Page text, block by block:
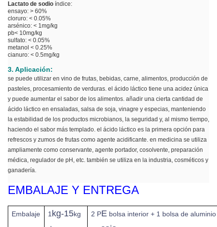
Lactato de sodio índice:
ensayo: > 60%
cloruro: < 0.05%
arsénico: < 1mg/kg
pb< 10mg/kg
sulfato: < 0.05%
metanol < 0.25%
cianuro: < 0.5mg/kg
3. Aplicación:
se puede utilizar en vino de frutas, bebidas, carne, alimentos, producción de
pasteles, procesamiento de verduras. el ácido láctico tiene una acidez única
y puede aumentar el sabor de los alimentos. añadir una cierta cantidad de
ácido láctico en ensaladas, salsa de soja, vinagre y especias, manteniendo
la estabilidad de los productos microbianos, la seguridad y, al mismo tiempo,
haciendo el sabor más templado. el ácido láctico es la primera opción para
refrescos y zumos de frutas como agente acidificante. en medicina se utiliza
ampliamente como conservante, agente portador, cosolvente, preparación
médica, regulador de pH, etc. también se utiliza en la industria, cosméticos y
ganadería.
EMBALAJE Y ENTREGA
Embalaje 1kg-15kg
2 PE bolsa interior + 1 bolsa de